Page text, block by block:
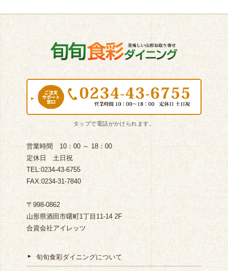
営業時間 10：00 ～ 18：00
定休日 土日祝
TEL:0234-43-6755
FAX:0234-31-7840
〒998-0862
山形県酒田市曙町1丁目11-14 2F
合資会社アイレッツ
旬旬食彩ダイニングについて